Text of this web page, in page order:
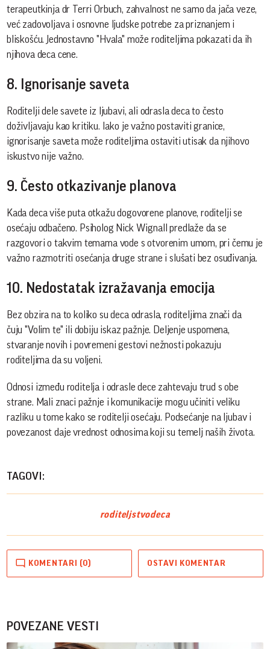
terapeutkinja dr Terri Orbuch, zahvalnost ne samo da jača veze,
već zadovoljava i osnovne ljudske potrebe za priznanjem i
bliskošću. Jednostavno "Hvala" može roditeljima pokazati da ih
njihova deca cene.
8. Ignorisanje saveta
Roditelji dele savete iz ljubavi, ali odrasla deca to često
doživljavaju kao kritiku. Iako je važno postaviti granice,
ignorisanje saveta može roditeljima ostaviti utisak da njihovo
iskustvo nije važno.
9. Često otkazivanje planova
Kada deca više puta otkažu dogovorene planove, roditelji se
osećaju odbačeno. Psiholog Nick Wignall predlaže da se
razgovori o takvim temama vode s otvorenim umom, pri čemu je
važno razmotriti osećanja druge strane i slušati bez osuđivanja.
10. Nedostatak izražavanja emocija
Bez obzira na to koliko su deca odrasla, roditeljima znači da
čuju "Volim te" ili dobiju iskaz pažnje. Deljenje uspomena,
stvaranje novih i povremeni gestovi nežnosti pokazuju
roditeljima da su voljeni.
Odnosi između roditelja i odrasle dece zahtevaju trud s obe
strane. Mali znaci pažnje i komunikacije mogu učiniti veliku
razliku u tome kako se roditelji osećaju. Podsećanje na ljubav i
povezanost daje vrednost odnosima koji su temelj naših života.
TAGOVI:
roditeljstvodeca
KOMENTARI (0) OSTAVI KOMENTAR
POVEZANE VESTI